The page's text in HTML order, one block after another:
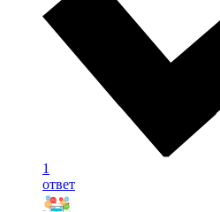
1
ответ